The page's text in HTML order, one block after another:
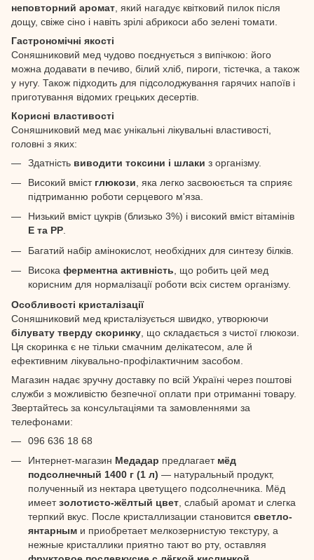
неповторний аромат , який нагадує квітковий пилок після
дощу, свіже сіно і навіть зрілі абрикоси або зелені томати.
Гастрономічні якості
Соняшниковий мед чудово поєднується з випічкою: його
можна додавати в печиво, білий хліб, пироги, тістечка, а також
у нугу. Також підходить для підсолоджування гарячих напоїв і
приготування відомих грецьких десертів.
Корисні властивості
Соняшниковий мед має унікальні лікувальні властивості,
головні з яких:
Здатність виводити токсини і шлаки з організму.
Високий вміст глюкози , яка легко засвоюється та сприяє
підтриманню роботи серцевого м'яза.
Низький вміст цукрів (близько 3%) і високий вміст вітамінів
Е та РР.
Багатий набір амінокислот, необхідних для синтезу білків.
Висока ферментна активність , що робить цей мед
корисним для нормалізації роботи всіх систем організму.
Особливості кристалізації
Соняшниковий мед кристалізується швидко, утворюючи
білувату тверду скоринку , що складається з чистої глюкози.
Ця скоринка є не тільки смачним делікатесом, але й
ефективним лікувально-профілактичним засобом.
Магазин надає зручну доставку по всій Україні через поштові
служби з можливістю безпечної оплати при отриманні товару.
Звертайтесь за консультаціями та замовленнями за
телефонами:
096 636 18 68
Интернет-магазин Медадар предлагает мёд
подсолнечный 1400 г (1 л) — натуральный продукт,
полученный из нектара цветущего подсолнечника. Мёд
имеетзолотисто-жёлтый цвет , слабый аромат и слегка
терпкий вкус. После кристаллизации становится светло-
янтарным и приобретает мелкозернистую текстуру, а
нежные кристаллики приятно тают во рту, оставляя